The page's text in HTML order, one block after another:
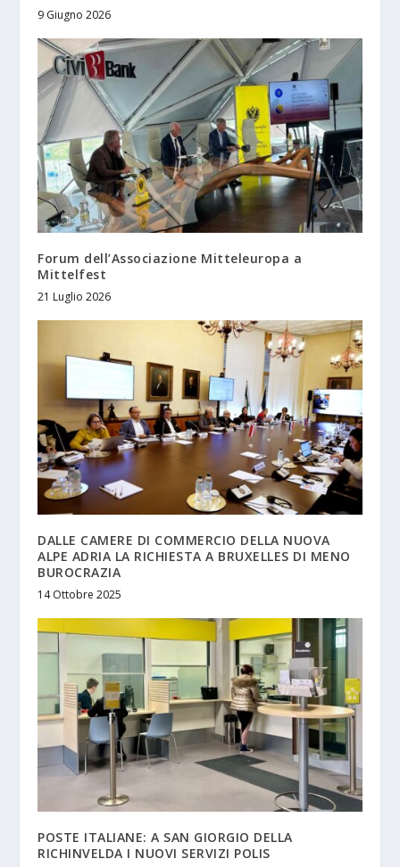
9 Giugno 2026
Forum dell’Associazione Mitteleuropa a
Mittelfest
21 Luglio 2026
DALLE CAMERE DI COMMERCIO DELLA NUOVA
ALPE ADRIA LA RICHIESTA A BRUXELLES DI MENO
BUROCRAZIA
14 Ottobre 2025
POSTE ITALIANE: A SAN GIORGIO DELLA
RICHINVELDA I NUOVI SERVIZI POLIS